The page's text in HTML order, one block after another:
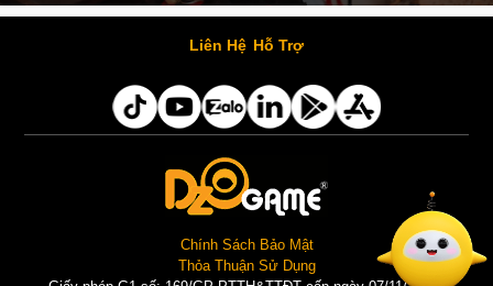
Cùng thưởng thức những hình ảnh cosplay Xiangling trong Genshin Impact siêu dễ thương của người dùng Weibo "阿包也是兔娘"
Liên Hệ Hỗ Trợ
Chính Sách Bảo Mật
Thỏa Thuận Sử Dụng